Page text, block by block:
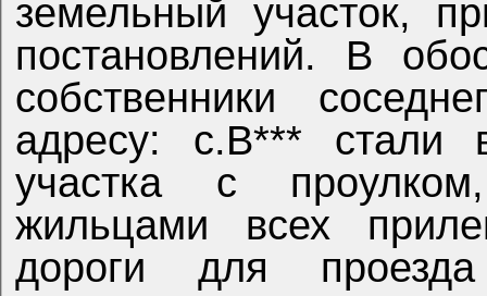
земельный участок,
постановлений. В
собственники
адресу: с.В*** стали
участка с
жильцами всех
дороги для